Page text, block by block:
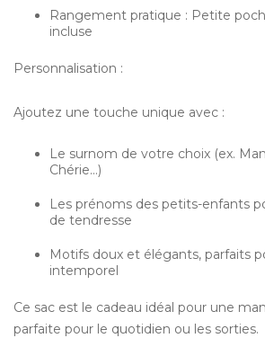
Rangement pratique : Petite
incluse
Personnalisation :
Ajoutez une touche unique avec :
Le surnom de votre choix (ex.
Chérie…)
Les prénoms des petits-enfants
de tendresse
Motifs doux et élégants, parfaits
intemporel
Ce sac est le cadeau idéal pour une
parfaite pour le quotidien ou les sorties.